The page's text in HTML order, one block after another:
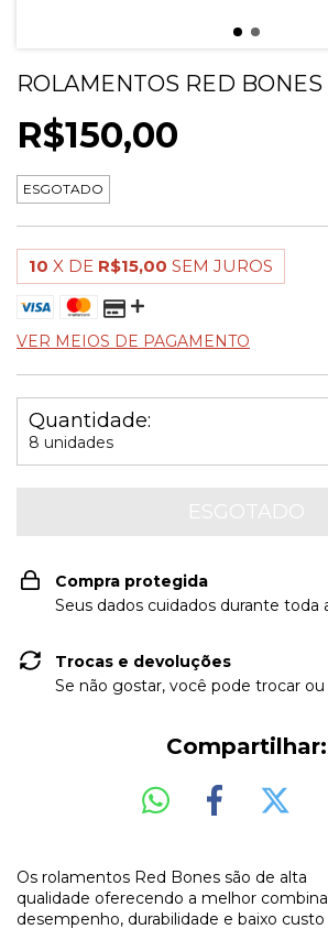
ROLAMENTOS RED BONES
R$150,00
ESGOTADO
10 X DE R$15,00 SEM JUROS
VER MEIOS DE PAGAMENTO
Quantidade:
8 unidades
Compra protegida
Seus dados cuidados durante toda
Trocas e devoluções
Se não gostar, você pode trocar ou
Compartilhar:
Os rolamentos Red Bones são de alta
qualidade oferecendo a melhor
desempenho, durabilidade e baixo